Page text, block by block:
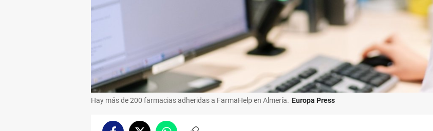
Hay más de 200 farmacias adheridas a FarmaHelp en Almería. Europa Press